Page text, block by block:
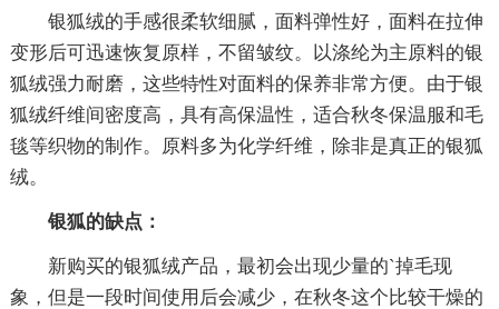
银狐绒的手感很柔软细腻，面料弹性好，面料在拉伸
变形后可迅速恢复原样，不留皱纹。以涤纶为主原料的银
狐绒强力耐磨，这些特性对面料的保养非常方便。由于银
狐绒纤维间密度高，具有高保温性，适合秋冬保温服和毛
毯等织物的制作。原料多为化学纤维，除非是真正的银狐
绒。
银狐的缺点：
新购买的银狐绒产品，最初会出现少量的`掉毛现
象，但是一段时间使用后会减少，在秋冬这个比较干燥的